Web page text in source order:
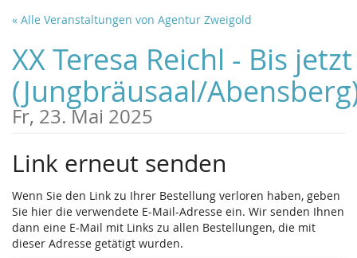
Zum
Inhalt
springen
« Alle Veranstaltungen von Agentur Zweigold
XX Teresa Reichl - Bis jetzt
(Jungbräusaal/
Fr, 23. Mai 2025
Link erneut senden
Wenn Sie den Link zu Ihrer Bestellung verloren haben, geben
Sie hier die verwendete E-Mail-Adresse ein. Wir senden Ihnen
dann eine E-Mail mit Links zu allen Bestellungen, die mit
dieser Adresse getätigt wurden.